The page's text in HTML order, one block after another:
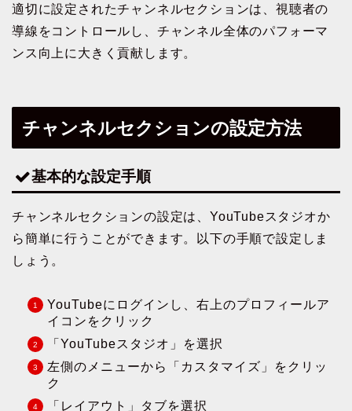
適切に設定されたチャンネルセクションは、視聴者の
導線をコントロールし、チャンネル全体のパフォーマ
ンス向上に大きく貢献します。
チャンネルセクションの設定方法
基本的な設定手順
チャンネルセクションの設定は、YouTubeスタジオか
ら簡単に行うことができます。以下の手順で設定しま
しょう。
YouTubeにログインし、右上のプロフィールア
イコンをクリック
「YouTubeスタジオ」を選択
左側のメニューから「カスタマイズ」をクリッ
ク
「レイアウト」タブを選択